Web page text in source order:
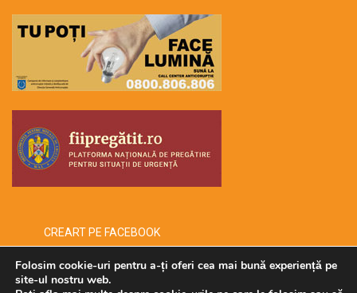
CREART PE FACEBOOK
Folosim cookie-uri pentru a-ți oferi cea mai bună experiență pe
site-ul nostru web.